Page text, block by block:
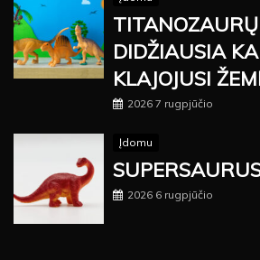
DIDŽIAUSIA
KLAJOJUSI
2026 7 rugpjūčio
Įdomu
2026 6 rugpjūčio